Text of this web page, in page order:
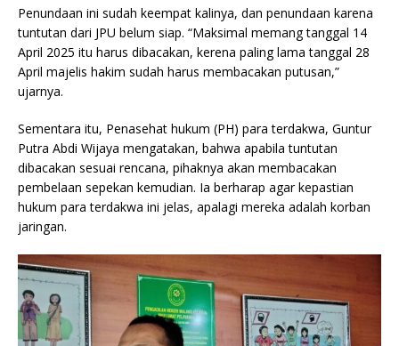
Penundaan ini sudah keempat kalinya, dan penundaan karena
tuntutan dari JPU belum siap. “Maksimal memang tanggal 14
April 2025 itu harus dibacakan, kerena paling lama tanggal 28
April majelis hakim sudah harus membacakan putusan,”
ujarnya.
Sementara itu, Penasehat hukum (PH) para terdakwa, Guntur
Putra Abdi Wijaya mengatakan, bahwa apabila tuntutan
dibacakan sesuai rencana, pihaknya akan membacakan
pembelaan sepekan kemudian. Ia berharap agar kepastian
hukum para terdakwa ini jelas, apalagi mereka adalah korban
jaringan.